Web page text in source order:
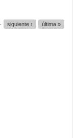
siguiente › última »